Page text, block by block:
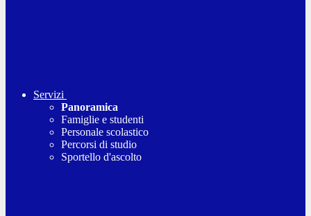
Servizi
Panoramica
Famiglie e studenti
Personale scolastico
Percorsi di studio
Sportello d'ascolto